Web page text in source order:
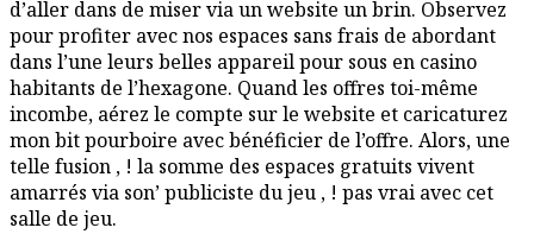
d’aller dans de miser via un website un brin. Observez
pour profiter avec nos espaces sans frais de abordant
dans l’une leurs belles appareil pour sous en casino
habitants de l’hexagone. Quand les offres toi-même
incombe, aérez le compte sur le website et caricaturez
mon bit pourboire avec bénéficier de l’offre. Alors, une
telle fusion , ! la somme des espaces gratuits vivent
amarrés via son’ publiciste du jeu , ! pas vrai avec cet
salle de jeu.